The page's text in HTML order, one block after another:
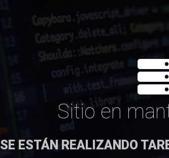
Sitio en
SE ESTÁN REALIZANDO